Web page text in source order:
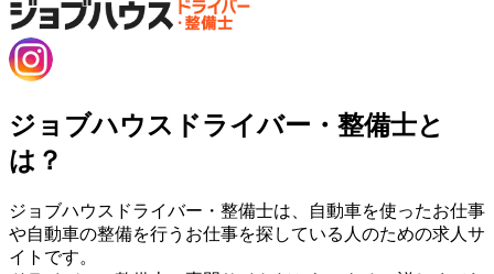
ジョブハウスドライバー・整備士と
は？
ジョブハウスドライバー・整備士は、自動車を使ったお仕事
や自動車の整備を行うお仕事を探している人のための求人サ
イトです。